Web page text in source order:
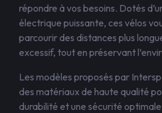
répondre à vos besoins. Dotés
électrique puissante, ces vélos
parcourir des distances plus
excessif, tout en préservant
Les modèles proposés par
des matériaux de haute qualité
durabilité et une sécurité